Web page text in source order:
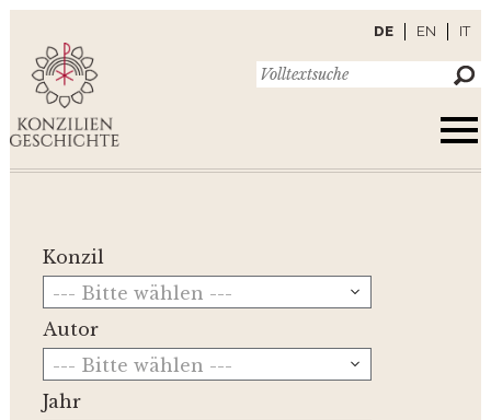
DE EN IT
Konzil
--- Bitte wählen ---
Autor
--- Bitte wählen ---
Jahr